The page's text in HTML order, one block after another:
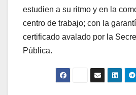
estudien a su ritmo y en la
centro de trabajo; con la
certificado avalado por la
Pública.